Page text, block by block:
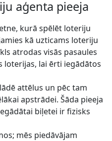
aģenta pieeja
kurā spēlēt loteriju
kā uzticams loteriju
atrodas visās pasaules
loterijas, lai ērti iegādātos
attēlus un pēc tam
apstrādei. Šāda pieeja
biļetei ir fizisks
mēs piedāvājam